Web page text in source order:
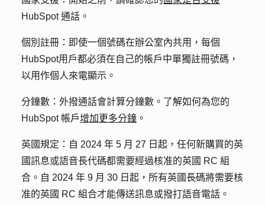
HubSpot 通話。
個別註冊： 即使一個號碼在辦公室內共用，每個
HubSpot用戶都必須在自己的帳戶中單獨註冊號碼，
以用作個人來電顯示。
分鐘數： 外撥通話會計算分鐘數。了解如何為您的
HubSpot 帳戶增加更多分鐘 。
英國規定： 自 2024 年 5 月 27 日起，任何新購買的英
國訊息或語音長代碼都需要經過核准的英國 RC 組
合。自 2024 年 9 月 30 日起，所有英國長碼將需要核
准的英國 RC 組合才能傳送訊息或撥打語音電話。